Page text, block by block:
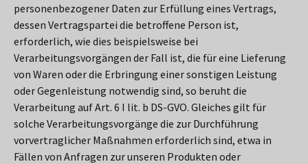
personenbezogener Daten zur Erfüllung eines Vertrags,
dessen Vertragspartei die betroffene Person ist,
erforderlich, wie dies beispielsweise bei
Verarbeitungsvorgängen der Fall ist, die für eine Lieferung
von Waren oder die Erbringung einer sonstigen Leistung
oder Gegenleistung notwendig sind, so beruht die
Verarbeitung auf Art. 6 I lit. b DS-GVO. Gleiches gilt für
solche Verarbeitungsvorgänge die zur Durchführung
vorvertraglicher Maßnahmen erforderlich sind, etwa in
Fällen von Anfragen zur unseren Produkten oder